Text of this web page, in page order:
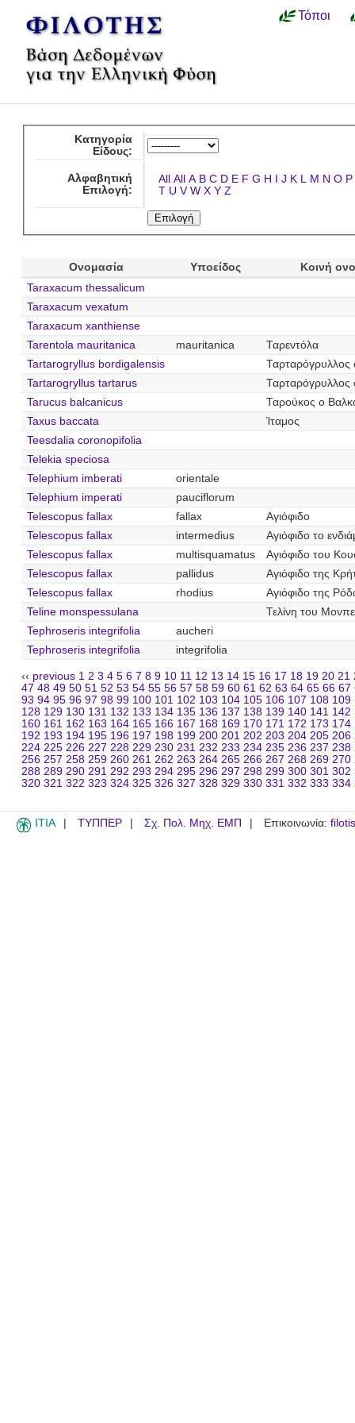
Τόποι
Κατηγορία
Είδους:
Αλφαβητική
Επιλογή:
All All A B C D E F G H I J K L M N O P
T U V W X Y Z
Ονομασία Υποείδος
Κοινή
Taraxacum thessalicum
Taraxacum vexatum
Taraxacum xanthiense
Tarentola mauritanica
mauritanica
Ταρεντόλα
Tartarogryllus bordigalensis
Ταρταρόγρυλλος
Tartarogryllus tartarus
Ταρταρόγρυλλος
Tarucus balcanicus
Ταρούκος ο
Taxus baccata
Ίταμος
Teesdalia coronopifolia
Telekia speciosa
Telephium imberati
orientale
Telephium imperati
pauciflorum
Telescopus fallax
fallax
Αγιόφιδο
Telescopus fallax
intermedius
Αγιόφιδο το
Telescopus fallax
multisquamatus
Αγιόφιδο του
Telescopus fallax
pallidus
Αγιόφιδο της
Telescopus fallax
rhodius
Αγιόφιδο της
Teline monspessulana
Τελίνη του
Tephroseris integrifolia
aucheri
Tephroseris integrifolia
integrifolia
‹‹ previous 1 2 3 4 5 6 7 8 9 10 11 12 13 14 15 16 17 18 19 20 21
47 48 49 50 51 52 53 54 55 56 57 58 59 60 61 62 63 64 65 66 67
93 94 95 96 97 98 99 100 101 102 103 104 105 106 107 108 109
128 129 130 131 132 133 134 135 136 137 138 139 140 141 142
160 161 162 163 164 165 166 167 168 169 170 171 172 173 174
192 193 194 195 196 197 198 199 200 201 202 203 204 205 206
224 225 226 227 228 229 230 231 232 233 234 235 236 237 238
256 257 258 259 260 261 262 263 264 265 266 267 268 269 270
288 289 290 291 292 293 294 295 296 297 298 299 300 301 302
320 321 322 323 324 325 326 327 328 329 330 331 332 333 334
ITIA ΤΥΠΠΕΡ Σχ. Πολ. Μηχ. ΕΜΠ Επικοινωνία: